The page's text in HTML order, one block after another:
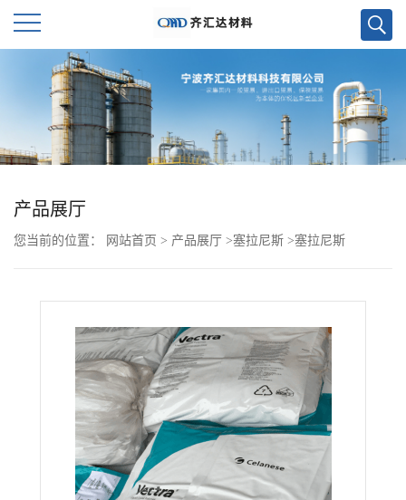
首
页
公
产品展厅
您当前的位置： 网站首页 > 产品展厅 >塞拉尼斯 >塞拉尼斯